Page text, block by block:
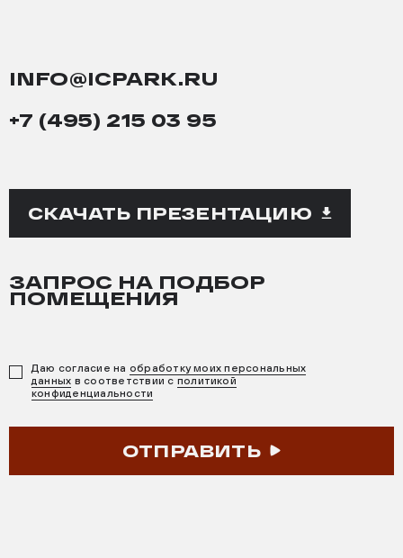
INFO@ICPARK.RU
+7 (495) 215 03 95
СКАЧАТЬ ПРЕЗЕНТАЦИЮ
ЗАПРОС НА ПОДБОР
ПОМЕЩЕНИЯ
Даю согласие на обработку моих персональных
данных в соответствии с политикой
конфиденциальности
ОТПРАВИТЬ